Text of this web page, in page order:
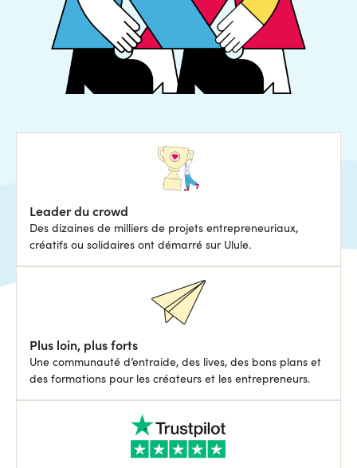
Leader du crowd
Des dizaines de milliers de projets entrepreneuriaux,
créatifs ou solidaires ont démarré sur Ulule.
Plus loin, plus forts
Une communauté d’entraide, des lives, des bons plans et
des formations pour les créateurs et les entrepreneurs.